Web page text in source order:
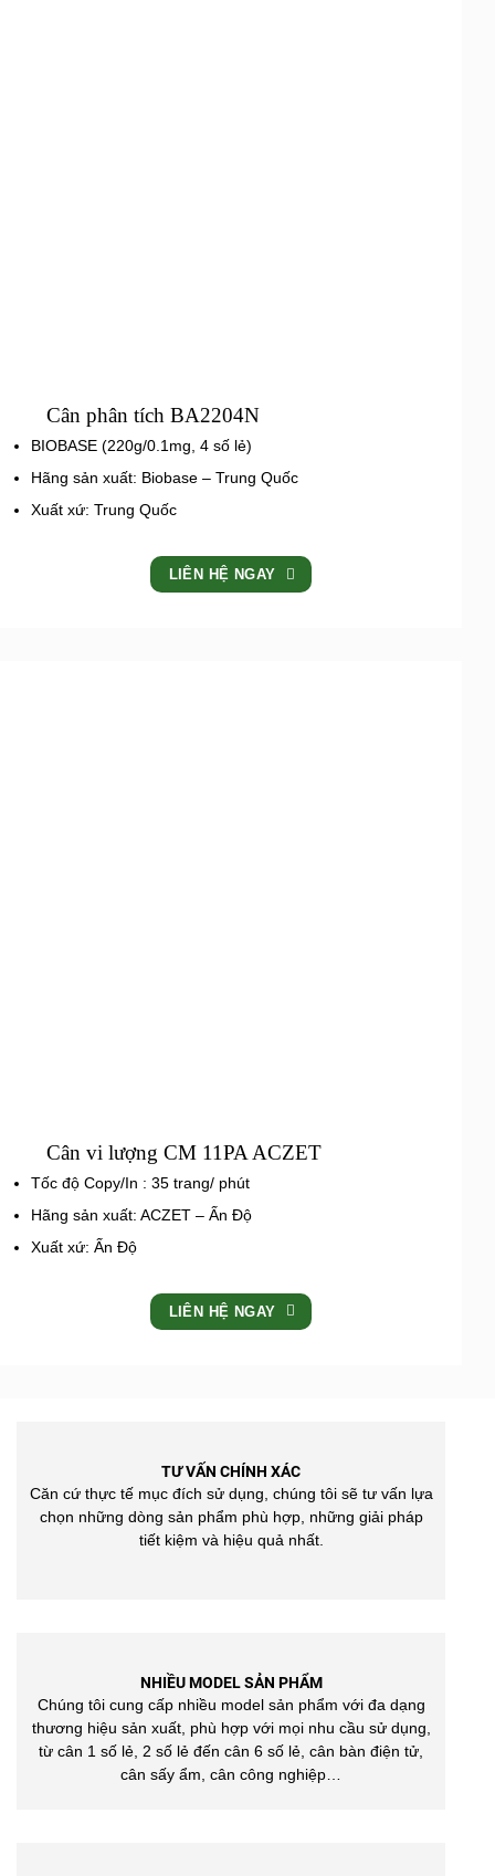
Cân phân tích BA2204N
BIOBASE (220g/0.1mg, 4 số lẻ)
Hãng sản xuất: Biobase – Trung Quốc
Xuất xứ: Trung Quốc
LIÊN HỆ NGAY
Cân vi lượng CM 11PA ACZET
Tốc độ Copy/In : 35 trang/ phút
Hãng sản xuất: ACZET – Ấn Độ
Xuất xứ: Ấn Độ
LIÊN HỆ NGAY
TƯ VẤN CHÍNH XÁC
Căn cứ thực tế mục đích sử dụng, chúng tôi sẽ tư vấn lựa
chọn những dòng sản phẩm phù hợp, những giải pháp
tiết kiệm và hiệu quả nhất.
NHIỀU MODEL SẢN PHẨM
Chúng tôi cung cấp nhiều model sản phẩm với đa dạng
thương hiệu sản xuất, phù hợp với mọi nhu cầu sử dụng,
từ cân 1 số lẻ, 2 số lẻ đến cân 6 số lẻ, cân bàn điện tử,
cân sấy ẩm, cân công nghiệp…